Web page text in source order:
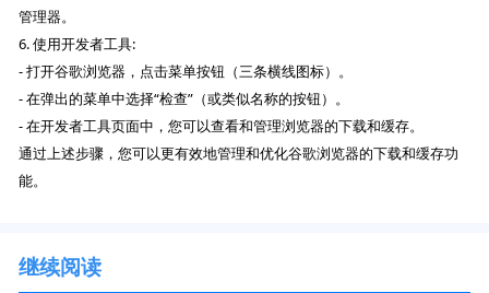
管理器。
6. 使用开发者工具:
- 打开谷歌浏览器，点击菜单按钮（三条横线图标）。
- 在弹出的菜单中选择“检查”（或类似名称的按钮）。
- 在开发者工具页面中，您可以查看和管理浏览器的下载和缓存。
通过上述步骤，您可以更有效地管理和优化谷歌浏览器的下载和缓存功
能。
继续阅读